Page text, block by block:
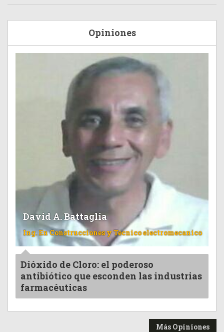
Opiniones
David A. Battaglia
Ing. En Construcciones y Tecnico electromecanico
Dióxido de Cloro: el poderoso
antibiótico que esconden las industrias
farmacéuticas
Más Opiniones